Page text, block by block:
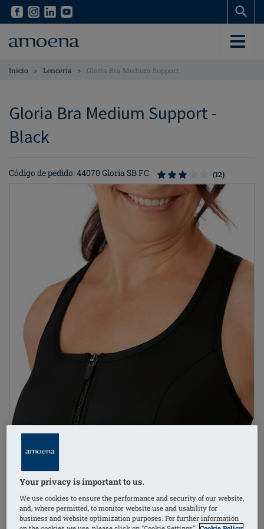
Skip
content
Skip
content
Inicio > Lenceria > Gloria Bra Medium Support
Gloria Bra Medium Support -
Black
Código de pedido: 44070 Gloria SB FC (12)
Your privacy is important to us.
We use cookies to ensure the performance and security of our website,
and, where permitted, to monitor website use and usability for
business and website optimization purposes. For further information